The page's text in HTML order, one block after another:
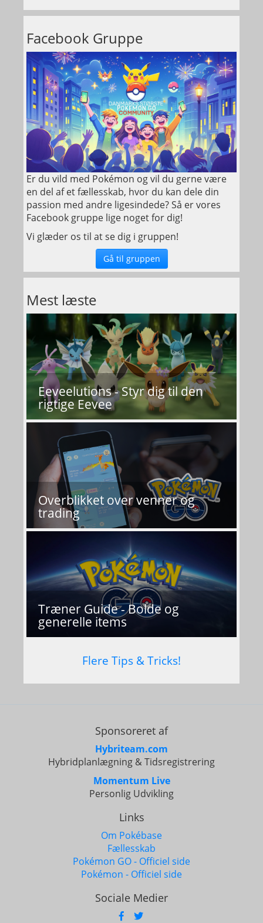
Facebook Gruppe
Er du vild med Pokémon og vil du gerne være
en del af et fællesskab, hvor du kan dele din
passion med andre ligesindede? Så er vores
Facebook gruppe lige noget for dig!
Vi glæder os til at se dig i gruppen!
Gå til gruppen
Mest læste
Eeveelutions - Styr dig til den
rigtige Eevee
Overblikket over venner og
trading
Træner Guide - Bolde og
generelle items
Flere Tips & Tricks!
Sponsoreret af
Hybriteam.com
Hybridplanlægning & Tidsregistrering
Momentum Live
Personlig Udvikling
Links
Om Pokébase
Fællesskab
Pokémon GO - Officiel side
Pokémon - Officiel side
Sociale Medier